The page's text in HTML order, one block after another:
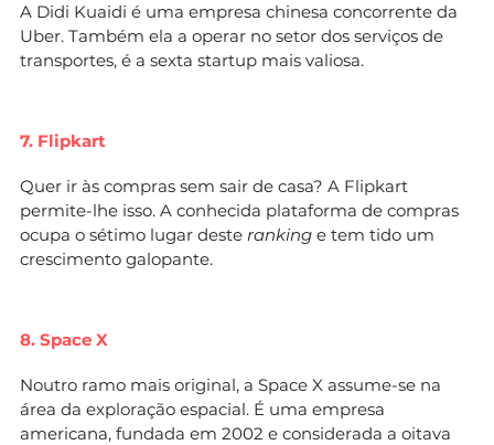
A Didi Kuaidi é uma empresa chinesa concorrente da
Uber. Também ela a operar no setor dos serviços de
transportes, é a sexta startup mais valiosa.
7. Flipkart
Quer ir às compras sem sair de casa? A Flipkart
permite-lhe isso. A conhecida plataforma de compras
ocupa o sétimo lugar deste ranking e tem tido um
crescimento galopante.
8. Space X
Noutro ramo mais original, a Space X assume-se na
área da exploração espacial. É uma empresa
americana, fundada em 2002 e considerada a oitava